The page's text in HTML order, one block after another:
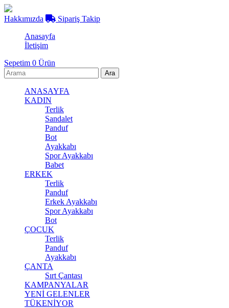
Hakkımızda
Sipariş Takip
Anasayfa
İletişim
Sepetim 0 Ürün
ANASAYFA
KADIN
Terlik
Sandalet
Panduf
Bot
Ayakkabı
Spor Ayakkabı
Babet
ERKEK
Terlik
Panduf
Erkek Ayakkabı
Spor Ayakkabı
Bot
ÇOCUK
Terlik
Panduf
Ayakkabı
ÇANTA
Sırt Çantası
KAMPANYALAR
YENİ GELENLER
TÜKENİYOR